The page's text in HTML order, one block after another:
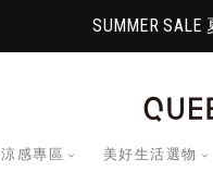
SUMMER
涼感專區 美好生活選物